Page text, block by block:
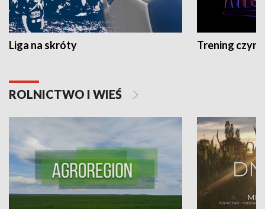
Liga na skróty Trening czyni
ROLNICTWO I WIEŚ